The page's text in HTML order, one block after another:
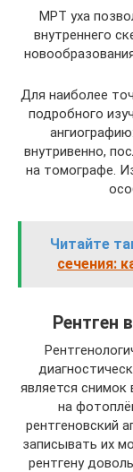
МРТ уха
внутреннего
Для наиболее
подробного
внутривенно,
на томографе.
Читайте
сечения:
Рентген
является снимок
на
рентгеновский
записывать их
рентгену